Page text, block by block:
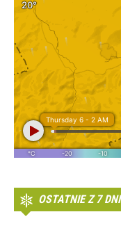
OSTATNIE Z 7 DNI